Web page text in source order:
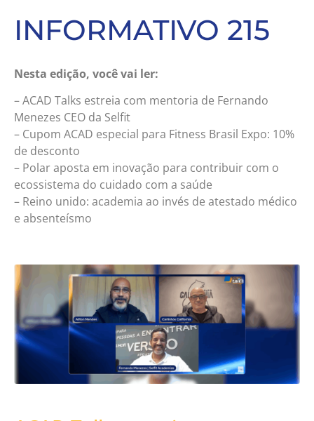
INFORMATIVO 215
Nesta edição, você vai ler:
– ACAD Talks estreia com mentoria de Fernando
Menezes CEO da Selfit
– Cupom ACAD especial para Fitness Brasil Expo: 10%
de desconto
– Polar aposta em inovação para contribuir com o
ecossistema do cuidado com a saúde
– Reino unido: academia ao invés de atestado médico
e absenteísmo